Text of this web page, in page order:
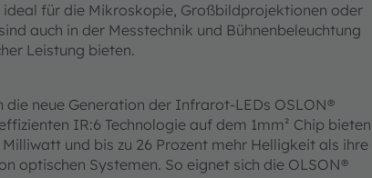
für die Mikroskopie, Großbildprojektionen oder
auch in der Messtechnik und Bühnenbeleuchtung
Leistung bieten.
die neue Generation der Infrarot-LEDs OSLON®
IR:6 Technologie auf dem 1mm² Chip bieten
und bis zu 26 Prozent mehr Helligkeit als ihre
optischen Systemen. So eignet sich die OLSON®